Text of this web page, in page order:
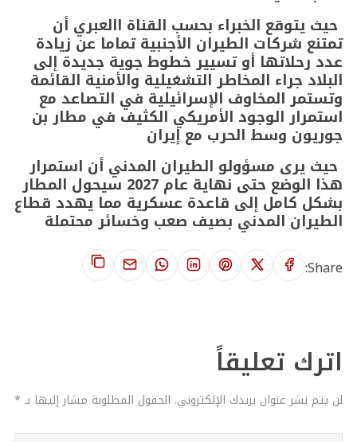
حيث يتوقع الخبراء بحسب القناة االعبري أن
تمتنع شركات الطيران الأجنبية تماما عن زيادة
عدد رحلاتها أو تسيير خطوط جوية جديدة إلى
البلاد جراء المخاطر التشغيلية والأمنية القائمة
وتستمر المخاوف الإسرائيلية في التصاعد مع
استمرار الوجود الأمريكي الكثيف في مطار بن
جوريون وسط الحرب مع إيران
حيث يرى مسؤولو الطيران المدني أن استمرار
هذا الوضع حتى نهاية عام 2027 سيحول المطار
بشكل كامل إلى قاعدة عسكرية مما يهدد قطاع
الطيران المدني بصيف صعب وخسائر محتملة
Share:
اترك تعليقاً
لن يتم نشر عنوان بريدك الإلكتروني. الحقول المطلوبة مشار إليها بـ *